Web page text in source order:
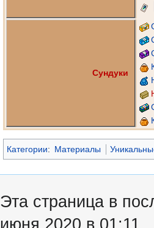
Сундуки
Категории: Материалы
Эта страница в